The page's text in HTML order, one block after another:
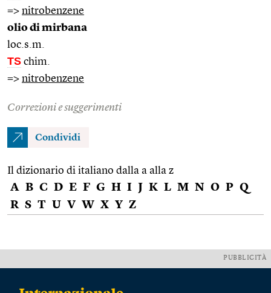
=> nitrobenzene
olio di mirbana
loc.s.m.
TS chim.
=> nitrobenzene
Correzioni e suggerimenti
Condividi
Il dizionario di italiano dalla a alla z
A B C D E F G H I J K L M N O P Q
R S T U V W X Y Z
PUBBLICITÀ